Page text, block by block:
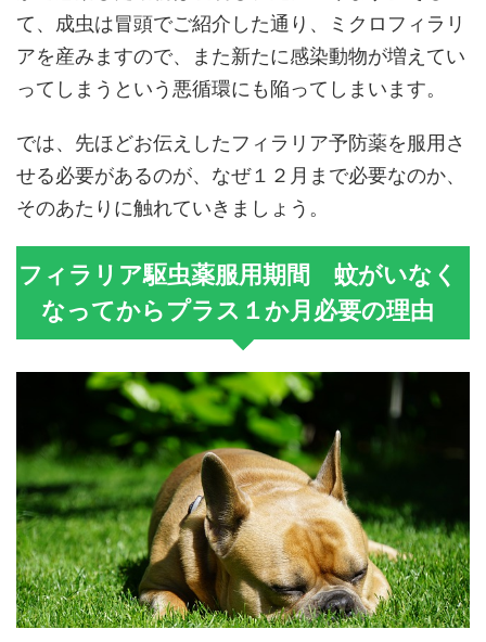
て、成虫は冒頭でご紹介した通り、ミクロフィラリ
アを産みますので、また新たに感染動物が増えてい
ってしまうという悪循環にも陥ってしまいます。
では、先ほどお伝えしたフィラリア予防薬を服用さ
せる必要があるのが、なぜ１２月まで必要なのか、
そのあたりに触れていきましょう。
フィラリア駆虫薬服用期間 蚊がいなく
なってからプラス１か月必要の理由